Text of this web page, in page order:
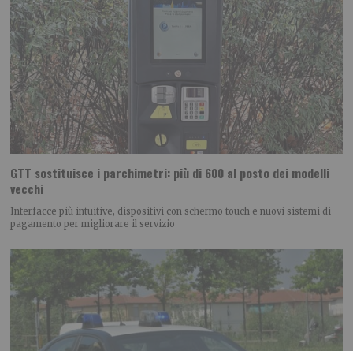
GTT sostituisce i parchimetri: più di 600 al posto dei modelli
vecchi
Interfacce più intuitive, dispositivi con schermo touch e nuovi sistemi di
pagamento per migliorare il servizio